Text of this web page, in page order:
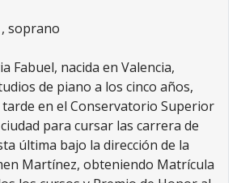
, soprano
Fabuel, nacida en Valencia,
de piano a los cinco años,
en el Conservatorio Superior
para cursar las carrera de
última bajo la dirección de la
Martínez, obteniendo Matrícula